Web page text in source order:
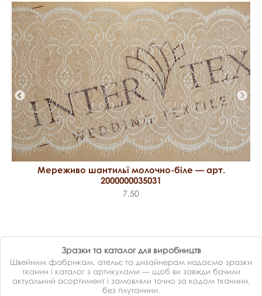
Мереживо шантильї молочно-біле — арт.
2000000035031
7.50
Зразки та каталог для виробництв
Швейним фабрикам, ательє та дизайнерам надаємо зразки
тканин і каталог з артикулами — щоб ви завжди бачили
актуальний асортимент і замовляли точно за кодом тканини,
без плутанини.